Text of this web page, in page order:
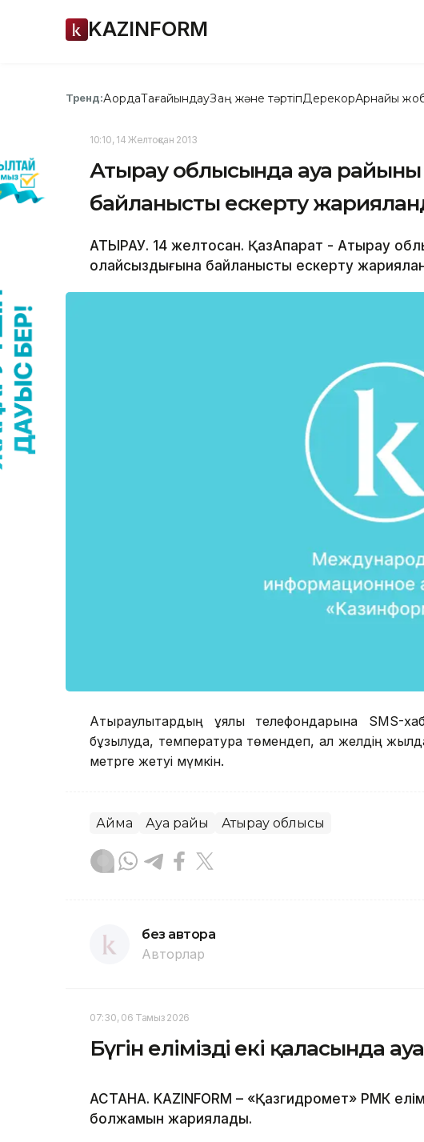
KAZINFORM
Тренд:АқордаТағайындауЗаң және тәртіпДерекқорАрнайы
10:10, 14 Желтоқсан 2013
Атырау облысында ауа
байланысты ескерту
АТЫРАУ. 14 желтоқсан. ҚазАқпарат - Атырау
қолайсыздығына байланысты ескерту
Атыраулықтардың ұялы телефондарына SMS-
бұзылуда, температура төмендеп, ал желдің
метрге жетуі мүмкін.
Аймақ Ауа райы Атырау облысы
без автора
Авторлар
07:30, 06 Тамыз 2026
Бүгін еліміздің екі қаласында
АСТАНА. KAZINFORM – «Қазгидромет» РМК
болжамын жариялады.